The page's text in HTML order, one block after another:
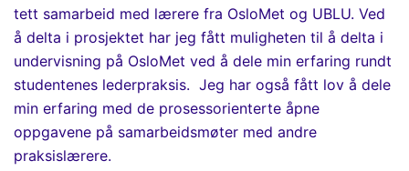
tett samarbeid med lærere fra OsloMet og UBLU. Ved
å delta i prosjektet har jeg fått muligheten til å delta i
undervisning på OsloMet ved å dele min erfaring rundt
studentenes lederpraksis. Jeg har også fått lov å dele
min erfaring med de prosessorienterte åpne
oppgavene på samarbeidsmøter med andre
praksislærere.